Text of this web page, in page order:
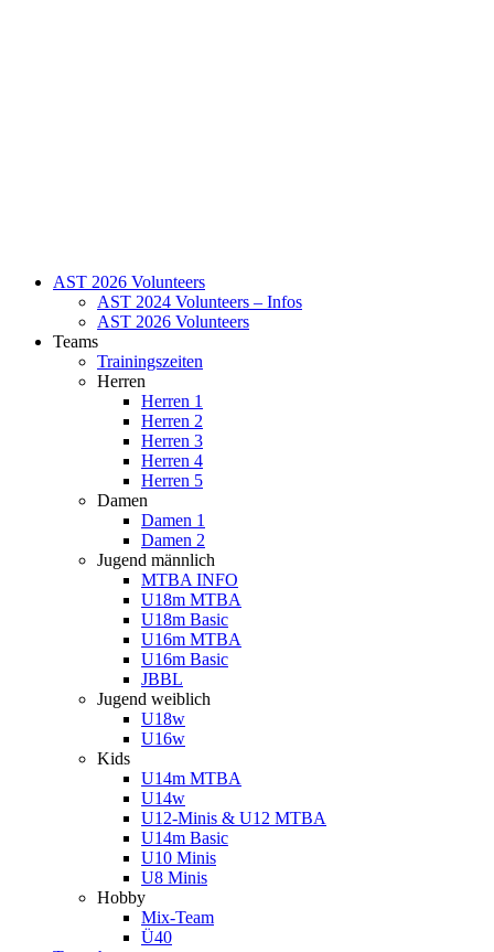
AST 2026 Volunteers
AST 2024 Volunteers – Infos
AST 2026 Volunteers
Teams
Trainingszeiten
Herren
Herren 1
Herren 2
Herren 3
Herren 4
Herren 5
Damen
Damen 1
Damen 2
Jugend männlich
MTBA INFO
U18m MTBA
U18m Basic
U16m MTBA
U16m Basic
JBBL
Jugend weiblich
U18w
U16w
Kids
U14m MTBA
U14w
U12-Minis & U12 MTBA
U14m Basic
U10 Minis
U8 Minis
Hobby
Mix-Team
Ü40